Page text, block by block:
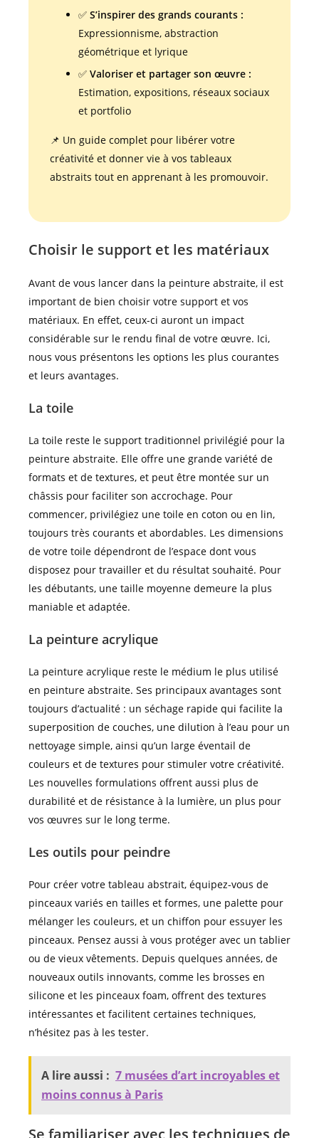
✅ S’inspirer des grands courants :
Expressionnisme, abstraction
géométrique et lyrique
✅ Valoriser et partager son œuvre :
Estimation, expositions, réseaux sociaux
et portfolio
📌 Un guide complet pour libérer votre
créativité et donner vie à vos tableaux
abstraits tout en apprenant à les promouvoir.
Choisir le support et les matériaux
Avant de vous lancer dans la peinture abstraite, il est
important de bien choisir votre support et vos
matériaux. En effet, ceux-ci auront un impact
considérable sur le rendu final de votre œuvre. Ici,
nous vous présentons les options les plus courantes
et leurs avantages.
La toile
La toile reste le support traditionnel privilégié pour la
peinture abstraite. Elle offre une grande variété de
formats et de textures, et peut être montée sur un
châssis pour faciliter son accrochage. Pour
commencer, privilégiez une toile en coton ou en lin,
toujours très courants et abordables. Les dimensions
de votre toile dépendront de l’espace dont vous
disposez pour travailler et du résultat souhaité. Pour
les débutants, une taille moyenne demeure la plus
maniable et adaptée.
La peinture acrylique
La peinture acrylique reste le médium le plus utilisé
en peinture abstraite. Ses principaux avantages sont
toujours d’actualité : un séchage rapide qui facilite la
superposition de couches, une dilution à l’eau pour un
nettoyage simple, ainsi qu’un large éventail de
couleurs et de textures pour stimuler votre créativité.
Les nouvelles formulations offrent aussi plus de
durabilité et de résistance à la lumière, un plus pour
vos œuvres sur le long terme.
Les outils pour peindre
Pour créer votre tableau abstrait, équipez-vous de
pinceaux variés en tailles et formes, une palette pour
mélanger les couleurs, et un chiffon pour essuyer les
pinceaux. Pensez aussi à vous protéger avec un tablier
ou de vieux vêtements. Depuis quelques années, de
nouveaux outils innovants, comme les brosses en
silicone et les pinceaux foam, offrent des textures
intéressantes et facilitent certaines techniques,
n’hésitez pas à les tester.
A lire aussi : 7 musées d’art incroyables et
moins connus à Paris
Se familiariser avec les techniques de